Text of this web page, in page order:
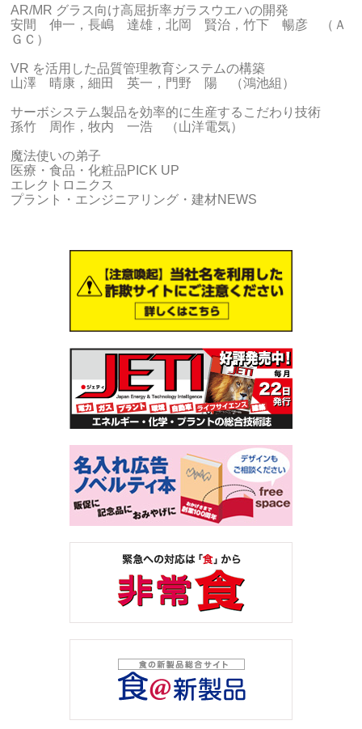
AR/MR グラス向け高屈折率ガラスウエハの開発
安間 伸一，長嶋 達雄，北岡 賢治，竹下 暢彦 （Ａ
ＧＣ）
VR を活用した品質管理教育システムの構築
山澤 晴康，細田 英一，門野 陽 （鴻池組）
サーボシステム製品を効率的に生産するこだわり技術
孫竹 周作，牧内 一浩 （山洋電気）
魔法使いの弟子
医療・食品・化粧品PICK UP
エレクトロニクス
プラント・エンジニアリング・建材NEWS